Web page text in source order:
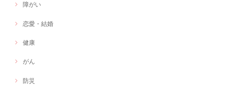
障がい
恋愛・結婚
健康
がん
防災